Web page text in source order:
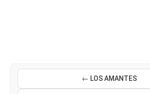
← LOS AMANTES